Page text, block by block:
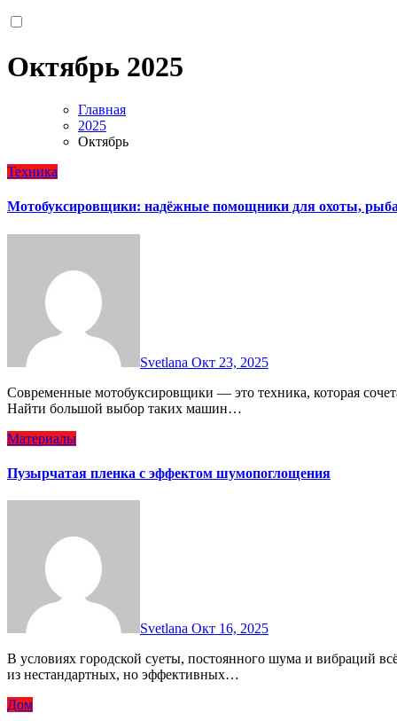
Октябрь 2025
Главная
2025
Октябрь
Техника
Мотобуксировщики: надёжные помощники для охоты,
Svetlana Окт 23, 2025
Современные мотобуксировщики — это техника, которая сочетает в себе мощность, компактность и универсальность.
Найти большой выбор таких машин…
Материалы
Пузырчатая пленка с эффектом шумопоглощения
Svetlana Окт 16, 2025
В условиях городской суеты, постоянного шума и вибраций всё большее значение приобретает звукоизоляция. Один
из нестандартных, но эффективных…
Дом